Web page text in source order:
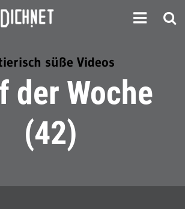
süße Videos
der Woche
(42)